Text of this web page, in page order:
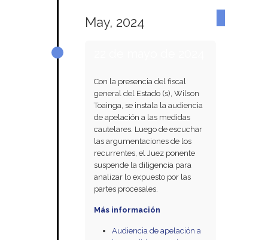
May, 2024
Con la presencia del fiscal
general del Estado (s), Wilson
Toainga, se instala la audiencia
de apelación a las medidas
cautelares. Luego de escuchar
las argumentaciones de los
recurrentes, el Juez ponente
suspende la diligencia para
analizar lo expuesto por las
partes procesales.
Más información
Audiencia de apelación a